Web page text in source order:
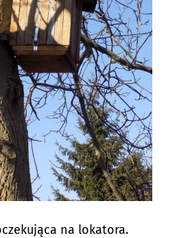
na lokatora.